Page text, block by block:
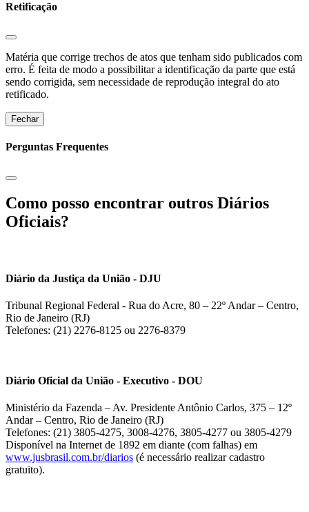
Retificação
Matéria que corrige trechos de atos que tenham sido publicados com
erro. É feita de modo a possibilitar a identificação da parte que está
sendo corrigida, sem necessidade de reprodução integral do ato
retificado.
Fechar
Perguntas Frequentes
Como posso encontrar outros Diários
Oficiais?
Diário da Justiça da União - DJU
Tribunal Regional Federal - Rua do Acre, 80 – 22º Andar – Centro,
Rio de Janeiro (RJ)
Telefones: (21) 2276-8125 ou 2276-8379
Diário Oficial da União - Executivo - DOU
Ministério da Fazenda – Av. Presidente Antônio Carlos, 375 – 12º
Andar – Centro, Rio de Janeiro (RJ)
Telefones: (21) 3805-4275, 3008-4276, 3805-4277 ou 3805-4279
Disponível na Internet de 1892 em diante (com falhas) em
www.jusbrasil.com.br/diarios (é necessário realizar cadastro
gratuito).